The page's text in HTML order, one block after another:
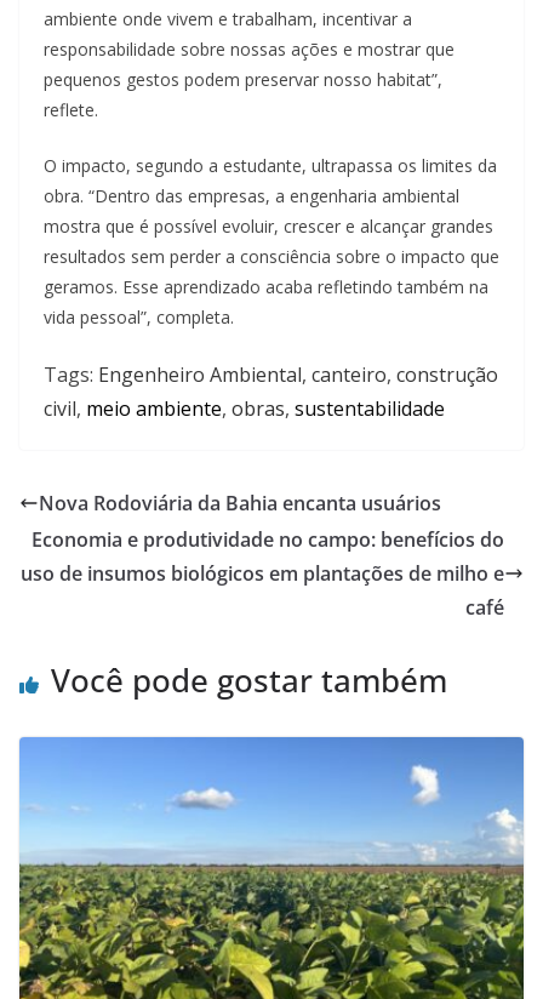
ambiente onde vivem e trabalham, incentivar a
responsabilidade sobre nossas ações e mostrar que
pequenos gestos podem preservar nosso habitat”,
reflete.
O impacto, segundo a estudante, ultrapassa os limites da
obra. “Dentro das empresas, a engenharia ambiental
mostra que é possível evoluir, crescer e alcançar grandes
resultados sem perder a consciência sobre o impacto que
geramos. Esse aprendizado acaba refletindo também na
vida pessoal”, completa.
Tags: Engenheiro Ambiental, canteiro, construção
civil, meio ambiente, obras, sustentabilidade
Nova Rodoviária da Bahia encanta usuários
Economia e produtividade no campo: benefícios do
uso de insumos biológicos em plantações de milho e
café
Você pode gostar também